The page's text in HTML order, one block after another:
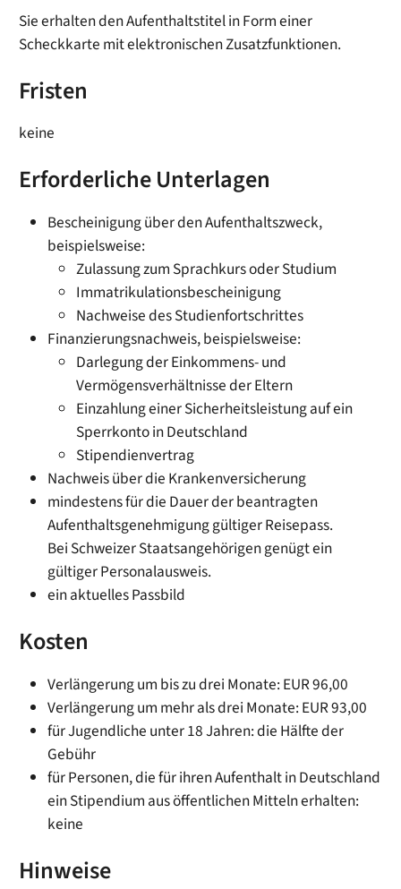
Sie erhalten den Aufenthaltstitel in Form einer
Scheckkarte mit elektronischen Zusatzfunktionen.
Fristen
keine
Erforderliche Unterlagen
Bescheinigung über den Aufenthaltszweck,
beispielsweise:
Zulassung zum Sprachkurs oder Studium
Immatrikulationsbescheinigung
Nachweise des Studienfortschrittes
Finanzierungsnachweis, beispielsweise:
Darlegung der Einkommens- und
Vermögensverhältnisse der Eltern
Einzahlung einer Sicherheitsleistung auf ein
Sperrkonto in Deutschland
Stipendienvertrag
Nachweis über die Krankenversicherung
mindestens für die Dauer der beantragten
Aufenthaltsgenehmigung gültiger Reisepass.
Bei Schweizer Staatsangehörigen genügt ein
gültiger Personalausweis.
ein aktuelles Passbild
Kosten
Verlängerung um bis zu drei Monate: EUR 96,00
Verlängerung um mehr als drei Monate: EUR 93,00
für Jugendliche unter 18 Jahren: die Hälfte der
Gebühr
für Personen, die für ihren Aufenthalt in Deutschland
ein Stipendium aus öffentlichen Mitteln erhalten:
keine
Hinweise